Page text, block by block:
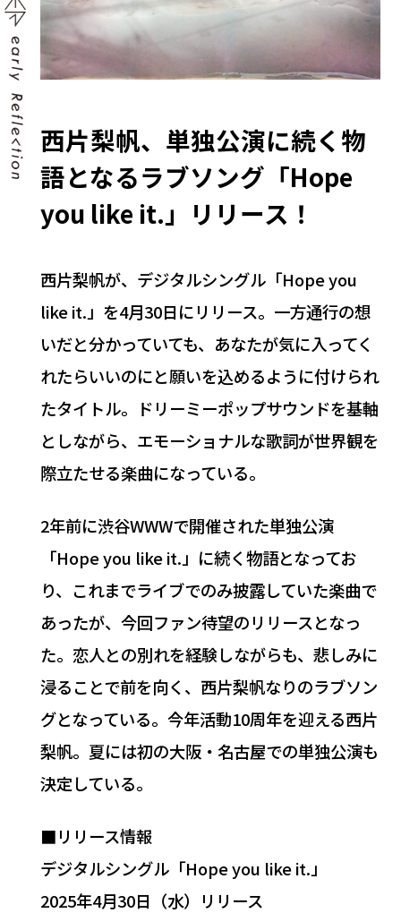
西片梨帆、単独公演に続く物
語となるラブソング「Hope
you like it.」リリース！
西片梨帆が、デジタルシングル「Hope you
like it.」を4月30日にリリース。一方通行の想
いだと分かっていても、あなたが気に入ってく
れたらいいのにと願いを込めるように付けられ
たタイトル。ドリーミーポップサウンドを基軸
としながら、エモーショナルな歌詞が世界観を
際立たせる楽曲になっている。
2年前に渋谷WWWで開催された単独公演
「Hope you like it.」に続く物語となってお
り、これまでライブでのみ披露していた楽曲で
あったが、今回ファン待望のリリースとなっ
た。恋人との別れを経験しながらも、悲しみに
浸ることで前を向く、西片梨帆なりのラブソン
グとなっている。今年活動10周年を迎える西片
梨帆。夏には初の大阪・名古屋での単独公演も
決定している。
■リリース情報
デジタルシングル「Hope you like it.」
2025年4月30日（水）リリース